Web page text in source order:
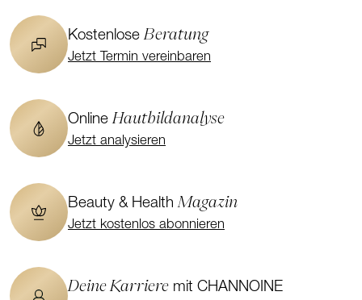
KostenloseBeratung
Jetzt Termin vereinbaren
OnlineHautbildanalyse
Jetzt analysieren
Beauty & HealthMagazin
Jetzt kostenlos abonnieren
Deine Karriere mit CHANNOINE